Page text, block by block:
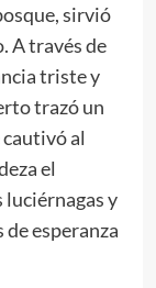
sirvió
A través de
triste y
trazó un
al
el
luciérnagas y
esperanza